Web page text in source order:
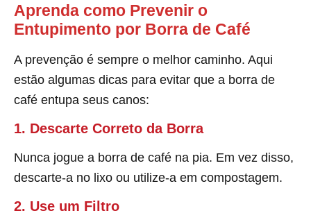
Aprenda como Prevenir o
Entupimento por Borra de Café
A prevenção é sempre o melhor caminho. Aqui
estão algumas dicas para evitar que a borra de
café entupa seus canos:
1. Descarte Correto da Borra
Nunca jogue a borra de café na pia. Em vez disso,
descarte-a no lixo ou utilize-a em compostagem.
2. Use um Filtro